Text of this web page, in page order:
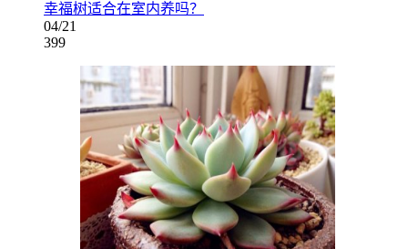
幸福树适合在室内养吗？
04/21
399